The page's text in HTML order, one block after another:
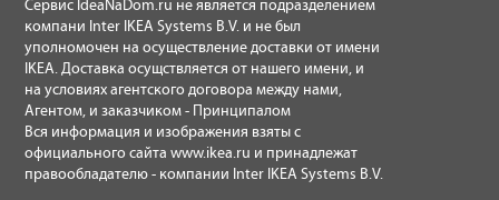
Сервис IdeaNaDom.ru не является подразделением
компани Inter IKEA Systems B.V. и не был
уполномочен на осуществление доставки от имени
IKEA. Доставка осущствляется от нашего имени, и
на условиях агентского договора между нами,
Агентом, и заказчиком - Принципалом
Вся информация и изображения взяты с
официального сайта www.ikea.ru и принадлежат
правообладателю - компании Inter IKEA Systems B.V.